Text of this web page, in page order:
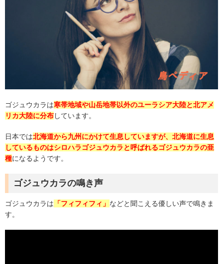
ゴジュウカラは寒帯地域や山岳地帯以外のユーラシア大陸と北アメ
リカ大陸に分布しています。
日本では北海道から九州にかけて生息していますが、北海道に生息
しているものはシロハラゴジュウカラと呼ばれるゴジュウカラの亜
種になるようです。
ゴジュウカラの鳴き声
ゴジュウカラは 「フィフィフィ」 などと聞こえる優しい声で鳴きま
す。